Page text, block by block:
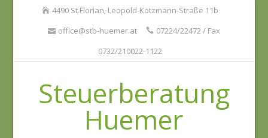
4490 St.Florian, Leopold-Kotzmann-Straße 11b
office@stb-huemer.at
07224/22472 / Fax
0732/210022-1122
Steuerberatung
Huemer